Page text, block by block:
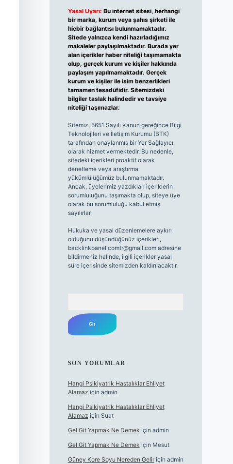
Yasal Uyarı: Bu internet sitesi, herhangi
bir marka, kurum veya şahıs şirketi ile
hiçbir bağlantısı bulunmamaktadır.
Sitede yalnızca kendi hazırladığımız
makaleler paylaşılmaktadır. Burada yer
alan içerikler haber niteliği taşımamakta
olup, gerçek kurum ve kişiler hakkında
paylaşım yapılmamaktadır. Gerçek
kurum ve kişiler ile isim benzerlikleri
tamamen tesadüfidir. Sitemizdeki
bilgiler taslak halindedir ve tavsiye
niteliği taşımazlar.
Sitemiz, 5651 Sayılı Kanun gereğince Bilgi
Teknolojileri ve İletişim Kurumu (BTK)
tarafından onaylanmış bir Yer Sağlayıcı
olarak hizmet vermektedir. Bu nedenle,
sitedeki içerikleri proaktif olarak
denetleme veya araştırma
yükümlülüğümüz bulunmamaktadır.
Ancak, üyelerimiz yazdıkları içeriklerin
sorumluluğunu taşımakta olup, siteye üye
olarak bu sorumluluğu kabul etmiş
sayılırlar.
Hukuka ve yasal düzenlemelere aykırı
olduğunu düşündüğünüz içerikleri,
backlinkpanelicomtr@gmail.comadresine
bildirmeniz halinde, ilgili içerikler yasal
süre içerisinde sitemizden kaldırılacaktır.
SON YORUMLAR
Hangi Psikiyatrik Hastalıklar Ehliyet
Alamaz için admin
Hangi Psikiyatrik Hastalıklar Ehliyet
Alamaz için Suat
Gel Git Yapmak Ne Demek için admin
Gel Git Yapmak Ne Demek için Mesut
Güney Kore Soyu Nereden Geliriçin admin